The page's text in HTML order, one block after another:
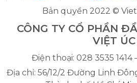
Bản quyền 2022 ©
CÔNG TY CỔ PHẦN
VIỆT ÚC
Điện thoại: 028 3535 1414
Địa chỉ: 56/12/2 Đường Linh